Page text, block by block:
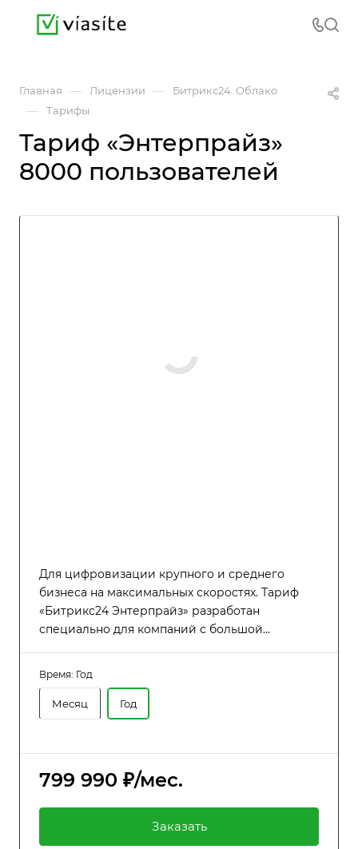
Главная — Лицензии — Битрикс24. Облако
— Тарифы
Тариф «Энтерпрайз»
8000 пользователей
Для цифровизации крупного и среднего
бизнеса на максимальных скоростях. Тариф
«Битрикс24 Энтерпрайз» разработан
специально для компаний с большой
производительность, надёжность и гибкость в
управлении распределённой структурой.
Время: Год
Месяц Год
799 990 ₽/мес.
Заказать